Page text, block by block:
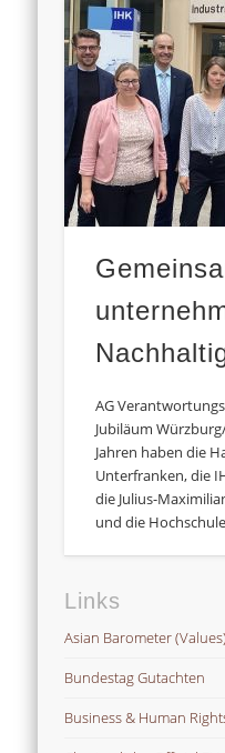
AG
Jubiläum
Jahren haben die
Unterfranken, die
die Julius-
und die
Links
Asian Barometer (Values)
Bundestag Gutachten
Business & Human